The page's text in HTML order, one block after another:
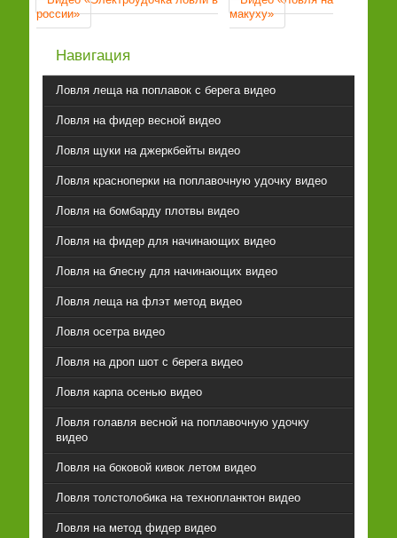
Навигация
Ловля леща на поплавок с берега видео
Ловля на фидер весной видео
Ловля щуки на джеркбейты видео
Ловля красноперки на поплавочную удочку видео
Ловля на бомбарду плотвы видео
Ловля на фидер для начинающих видео
Ловля на блесну для начинающих видео
Ловля леща на флэт метод видео
Ловля осетра видео
Ловля на дроп шот с берега видео
Ловля карпа осенью видео
Ловля голавля весной на поплавочную удочку
видео
Ловля на боковой кивок летом видео
Ловля толстолобика на технопланктон видео
Ловля на метод фидер видео
россии»
макуху»